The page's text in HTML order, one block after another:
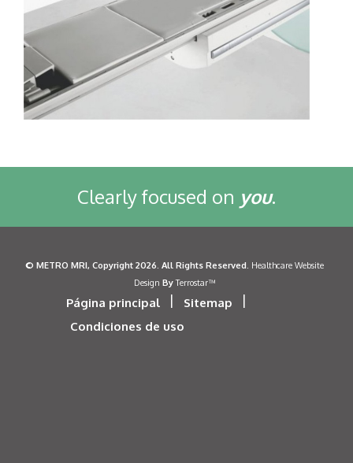
Clearly focused on you.
©METRO MRI, Copyright 2026. All Rights Reserved. Healthcare Website
Design ByTerrostar™
Página principal | Sitemap |
Condiciones de uso